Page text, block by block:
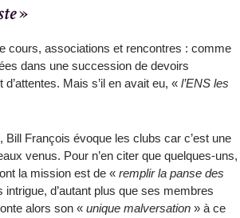
»
cours, associations et rencontres : comme
dans une succession de devoirs
Mais s’il en avait eu, « l’ENS les
Bill François évoque les clubs car c’est une
venus. Pour n’en citer que quelques-uns,
la mission est de « remplir la panse des
intrigue, d’autant plus que ses membres
alors son « unique malversation » à ce